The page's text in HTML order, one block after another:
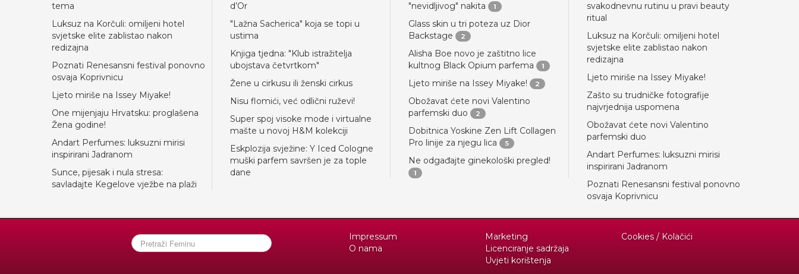
tema
Luksuz na Korčuli: omiljeni hotel
svjetske elite zablistao nakon
redizajna
Poznati Renesansni festival ponovno
osvaja Koprivnicu
Ljeto miriše na Issey Miyake!
One mijenjaju Hrvatsku: proglašena
Žena godine!
Andart Perfumes: luksuzni mirisi
inspirirani Jadranom
Sunce, pijesak i nula stresa:
savladajte Kegelove vježbe na plaži
d’Or
"Lažna Sacherica" koja se topi u
ustima
Knjiga tjedna: "Klub istražitelja
ubojstava četvrtkom"
Žene u cirkusu ili ženski cirkus
Nisu flomići, već odlični ruževi!
Super spoj visoke mode i virtualne
mašte u novoj H&M kolekciji
Eskplozija svježine: Y Iced Cologne
muški parfem savršen je za tople
dane
"nevidljivog" nakita
1
Glass skin u tri poteza uz Dior
Backstage
2
Alisha Boe novo je zaštitno lice
kultnog Black Opium parfema
1
Ljeto miriše na Issey Miyake! 2
Obožavat ćete novi Valentino
parfemski duo
2
Dobitnica Yoskine Zen Lift Collagen
Pro linije za njegu lica
5
Ne odgađajte ginekološki pregled!
1
svakodnevnu rutinu u pravi beauty
ritual
Luksuz na Korčuli: omiljeni hotel
svjetske elite zablistao nakon
redizajna
Ljeto miriše na Issey Miyake!
Zašto su trudničke fotografije
najvrjednija uspomena
Obožavat ćete novi Valentino
parfemski duo
Andart Perfumes: luksuzni mirisi
inspirirani Jadranom
Poznati Renesansni festival ponovno
osvaja Koprivnicu
Impressum
O nama
Marketing
Licenciranje sadržaja
Uvjeti korištenja
Cookies / Kolačići